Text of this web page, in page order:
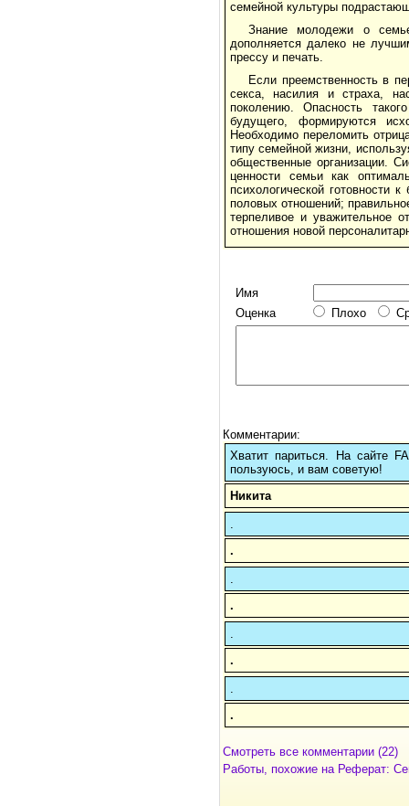
семейной культуры
Знание молодежи о
дополняется далеко не
прессу и печать.
Если преемственность в
секса, насилия и страха,
поколению. Опасность
будущего, формируются
Необходимо переломить
типу семейной жизни,
общественные организации.
ценности семьи как
психологической готовности
половых отношений;
терпеливое и уважительное
отношения новой
Имя
Оценка
Плохо
Комментарии:
Хватит париться. На сайте
пользуюсь, и вам советую!
Никита
.
.
.
.
Смотреть все комментарии (22)
Работы, похожие на Реферат: